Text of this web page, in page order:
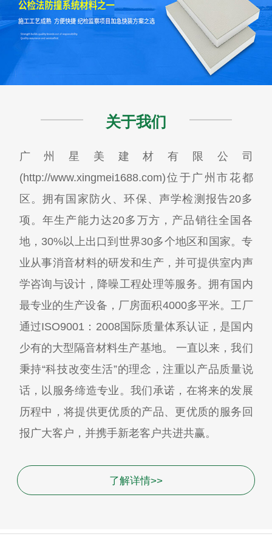
关于我们
广州星美建材有限公司
(http://www.xingmei1688.com)位于广州市花都
区。拥有国家防火、环保、声学检测报告20多
项。年生产能力达20多万方，产品销往全国各
地，30%以上出口到世界30多个地区和国家。专
业从事消音材料的研发和生产，并可提供室内声
学咨询与设计，降噪工程处理等服务。拥有国内
最专业的生产设备，厂房面积4000多平米。工厂
通过ISO9001：2008国际质量体系认证，是国内
少有的大型隔音材料生产基地。 一直以来，我们
秉持“科技改变生活”的理念，注重以产品质量说
话，以服务缔造专业。我们承诺，在将来的发展
历程中，将提供更优质的产品、更优质的服务回
报广大客户，并携手新老客户共进共赢。
了解详情>>